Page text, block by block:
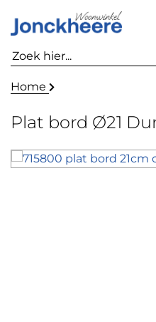
Home
Plat bord Ø21